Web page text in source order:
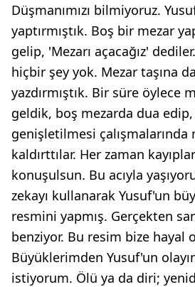
Düşmanımızı bilmiyoruz.
yaptırmıştık. Boş bir mezar
gelip, 'Mezarı açacağız'
hiçbir şey yok. Mezar taşına
yazdırmıştık. Bir süre öylece
geldik, boş mezarda dua edip,
genişletilmesi çalışmalarında
kaldırttılar. Her zaman
konuşulsun. Bu acıyla
zekayı kullanarak Yusuf'un
resmini yapmış. Gerçekten
benziyor. Bu resim bize hayal
Büyüklerimden Yusuf'un
istiyorum. Ölü ya da diri;